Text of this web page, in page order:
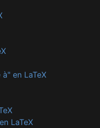
en LaTeX
LaTeX